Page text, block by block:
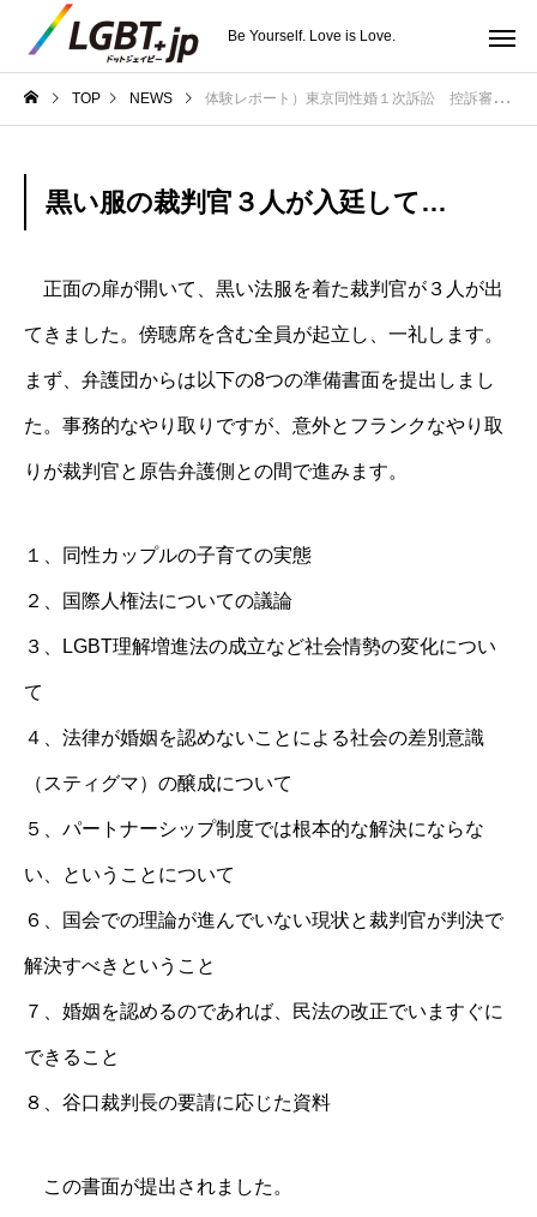
Be Yourself. Love is Love.
TOP NEWS 体験レポート）東京同性婚１次訴訟 控訴審第２回期日 当事者ら切実な声届ける
黒い服の裁判官３人が入廷して…
正面の扉が開いて、黒い法服を着た裁判官が３人が出
てきました。傍聴席を含む全員が起立し、一礼します。
まず、弁護団からは以下の8つの準備書面を提出しまし
た。事務的なやり取りですが、意外とフランクなやり取
りが裁判官と原告弁護側との間で進みます。
１、同性カップルの子育ての実態
２、国際人権法についての議論
３、LGBT理解増進法の成立など社会情勢の変化につい
て
４、法律が婚姻を認めないことによる社会の差別意識
（スティグマ）の醸成について
５、パートナーシップ制度では根本的な解決にならな
い、ということについて
６、国会での理論が進んでいない現状と裁判官が判決で
解決すべきということ
７、婚姻を認めるのであれば、民法の改正でいますぐに
できること
８、谷口裁判長の要請に応じた資料
この書面が提出されました。